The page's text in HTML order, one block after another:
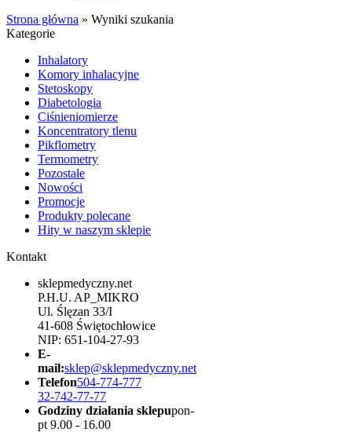
Strona główna » Wyniki szukania
Kategorie
Inhalatory
Komory inhalacyjne
Stetoskopy
Diabetologia
Ciśnieniomierze
Koncentratory tlenu
Pikflometry
Termometry
Pozostałe
Nowości
Promocje
Produkty polecane
Hity w naszym sklepie
Kontakt
sklepmedyczny.net
P.H.U. AP_MIKRO
Ul. Ślęzan 33/I
41-608 Świętochłowice
NIP: 651-104-27-93
E-
mail:sklep@sklepmedyczny.net
Telefon504-774-777
32-742-77-77
Godziny działania sklepupon-
pt 9.00 - 16.00